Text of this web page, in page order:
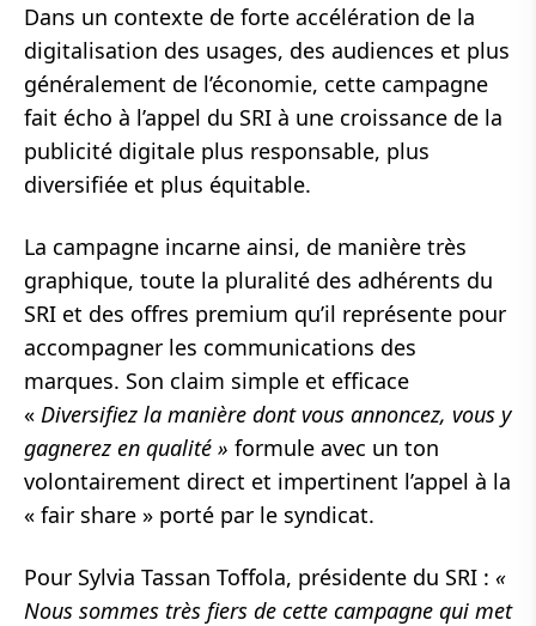
Dans un contexte de forte accélération de la
digitalisation des usages, des audiences et plus
généralement de l’économie, cette campagne
fait écho à l’appel du SRI à une croissance de la
publicité digitale plus responsable, plus
diversifiée et plus équitable.
La campagne incarne ainsi, de manière très
graphique, toute la pluralité des adhérents du
SRI et des offres premium qu’il représente pour
accompagner les communications des
marques. Son claim simple et efficace
« Diversifiez la manière dont vous annoncez, vous y
gagnerez en qualité » formule avec un ton
volontairement direct et impertinent l’appel à la
« fair share » porté par le syndicat.
Pour Sylvia Tassan Toffola, présidente du SRI : «
Nous sommes très fiers de cette campagne qui met